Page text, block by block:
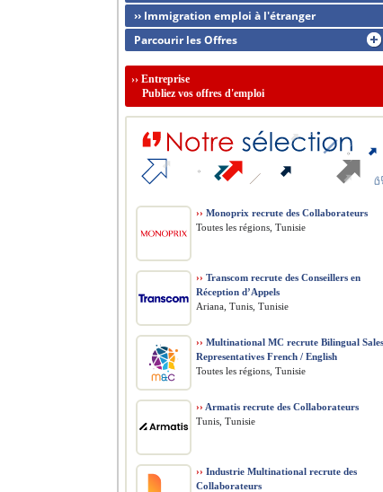
›› Immigration emploi à l'étranger
Parcourir les Offres
›› Entreprise
Publiez vos offres d'emploi
›› Monoprix recrute des Collaborateurs
Toutes les régions, Tunisie
›› Transcom recrute des Conseillers en
Réception d’Appels
Ariana, Tunis, Tunisie
›› Multinational MC recrute Bilingual Sales
Representatives French / English
Toutes les régions, Tunisie
›› Armatis recrute des Collaborateurs
Tunis, Tunisie
›› Industrie Multinational recrute des
Collaborateurs